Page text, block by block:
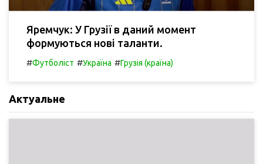
Яремчук: У Грузії в даний момент
формуються нові таланти.
#Футболіст #Україна #Грузія (країна)
Актуальне